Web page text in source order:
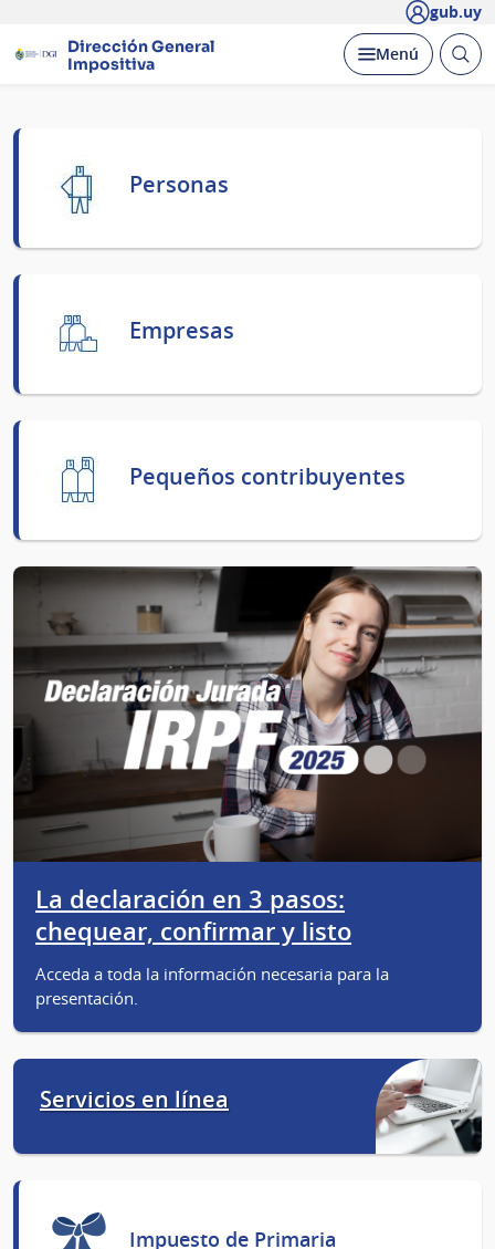
gub.uy
Dirección General
Impositiva
Desplegar
Menú Abrir
Página
principalPersonas
Empresas
Pequeños contribuyentes
La declaración en 3 pasos:
chequear, confirmar y listo
Acceda a toda la información necesaria para la
presentación.
Servicios en línea
Impuesto de Primaria